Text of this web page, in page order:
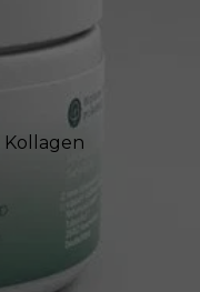
Kollagen
Beauty Supplements
Haut, Haare und
Nägel